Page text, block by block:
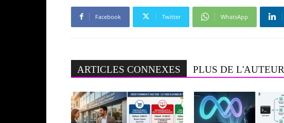
Facebook Twitter WhatsApp
ARTICLES CONNEXES PLUS DE L'AUTEUR